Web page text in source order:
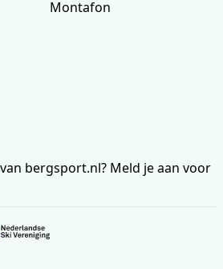
Montafon
bergsport.nl? Meld je aan voor